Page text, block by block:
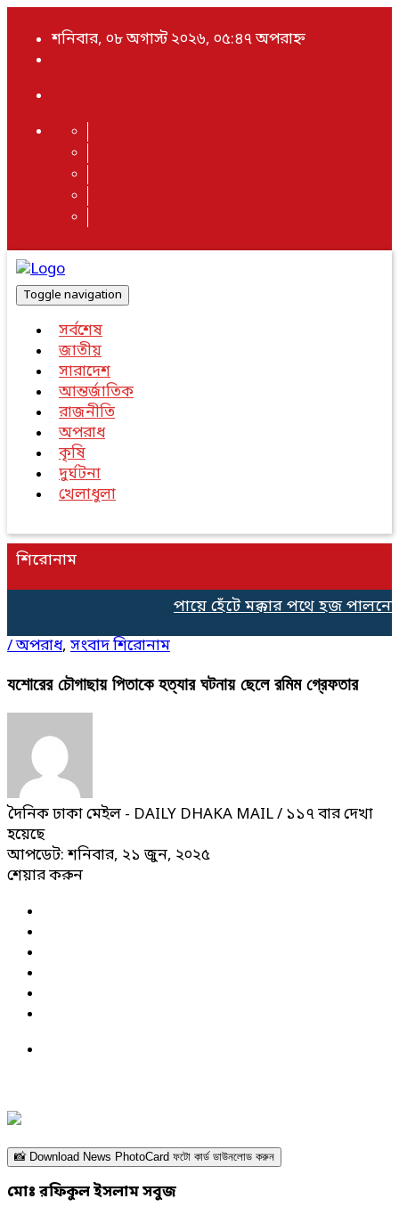
শনিবার, ০৮ অগাস্ট ২০২৬, ০৫:৪৭ অপরাহ্ন
Toggle navigation
সর্বশেষ
জাতীয়
সারাদেশ
আন্তর্জাতিক
রাজনীতি
অপরাধ
কৃষি
দুর্ঘটনা
খেলাধুলা
শিরোনাম
পায়ে হেঁটে মক্কার পথে হজ
/অপরাধ, সংবাদ শিরোনাম
যশোরের চৌগাছায় পিতাকে হত্যার ঘটনায় ছেলে রমিম গ্রেফতার
দৈনিক ঢাকা মেইল - DAILY DHAKA MAIL/ ১১৭ বার দেখা
হয়েছে
আপডেট: শনিবার, ২১ জুন, ২০২৫
শেয়ার করুন
📸 Download News PhotoCard ফটো কার্ড ডাউনলোড করুন
মোঃ রফিকুল ইসলাম সবুজ